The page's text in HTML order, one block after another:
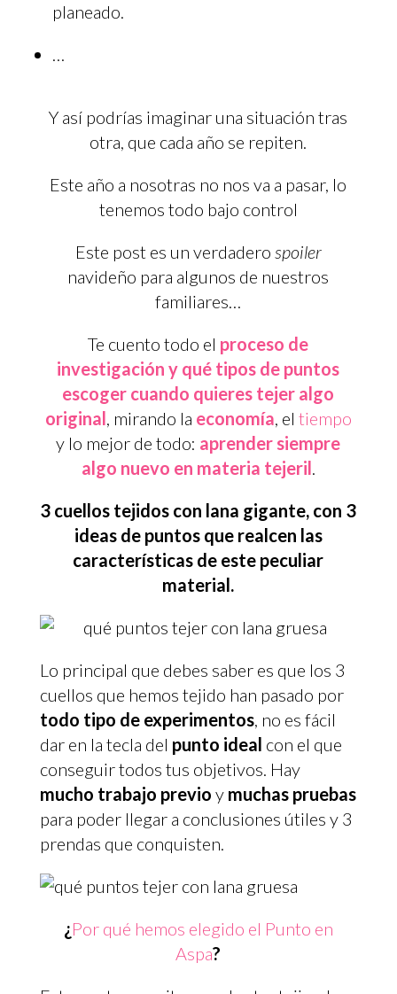
planeado.
…
Y así podrías imaginar una situación tras
otra, que cada año se repiten.
Este año a nosotras no nos va a pasar, lo
tenemos todo bajo control
Este post es un verdadero spoiler
navideño para algunos de nuestros
familiares…
Te cuento todo el proceso de
investigación y qué tipos de puntos
escoger cuando quieres tejer algo
original, mirando la economía, el tiempo
y lo mejor de todo: aprender siempre
algo nuevo en materia tejeril.
3 cuellos tejidos con lana gigante, con 3
ideas de puntos que realcen las
características de este peculiar
material.
Lo principal que debes saber es que los 3
cuellos que hemos tejido han pasado por
todo tipo de experimentos, no es fácil
dar en la tecla del punto ideal con el que
conseguir todos tus objetivos. Hay
mucho trabajo previo y muchas pruebas
para poder llegar a conclusiones útiles y 3
prendas que conquisten.
¿Por qué hemos elegido el Punto en
Aspa?